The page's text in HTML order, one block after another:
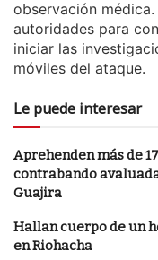
observación
autoridades para
iniciar las
móviles del ataque.
Le puede interesar
Aprehenden más de
contrabando
Guajira
Hallan cuerpo de un
en Riohacha